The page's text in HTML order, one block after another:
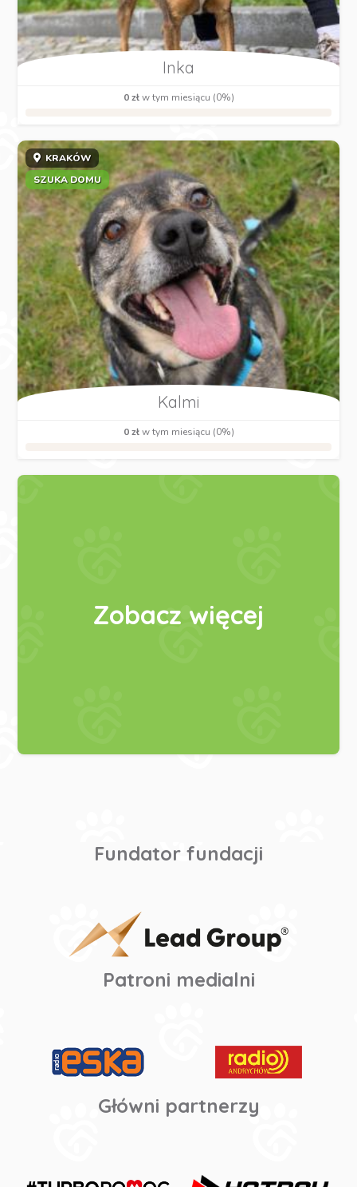
Inka
0 złw tym miesiącu (0%)
KRAKÓW
SZUKA DOMU
Kalmi
0 złw tym miesiącu (0%)
Zobacz więcej
Fundator fundacji
Patroni medialni
Główni partnerzy